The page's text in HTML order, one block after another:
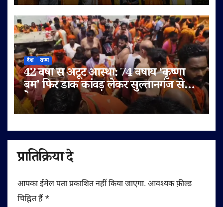
देश राज्य
42 वर्षों से अटूट आस्था: 74 वर्षीय ‘कृष्णा
बम’ फिर डाक कांवड़ लेकर सुल्तानगंज से
देवघर रवाना
प्रातिक्रिया दे
आपका ईमेल पता प्रकाशित नहीं किया जाएगा. आवश्यक फ़ील्ड
चिह्नित हैं *